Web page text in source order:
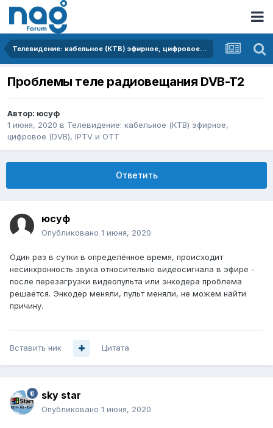
Телевидение: кабельное (КТВ) эфирное, цифровое (DVB), IPTV и OTT
Проблемы теле радиовещания DVB-T2
Автор: юсуф
1 июня, 2020 в Телевидение: кабельное (КТВ) эфирное,
цифровое (DVB), IPTV и OTT
Ответить
юсуф
Опубликовано 1 июня, 2020
Один раз в сутки в определённое время, происходит
несинхронность звука относительно видеосигнала в эфире -
после перезагрузки видеопульта или энкодера проблема
решается. Энкодер меняли, пульт меняли, не можем найти
причину.
Вставить ник Цитата
sky star
Опубликовано 1 июня, 2020